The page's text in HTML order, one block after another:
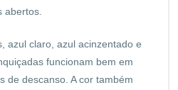
abertos.
azul claro, azul acinzentado e
funcionam bem em
de descanso. A cor também